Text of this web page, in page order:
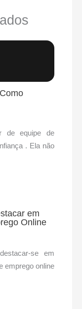
de equipe de
. Ela não
em
Online
se em
emprego online